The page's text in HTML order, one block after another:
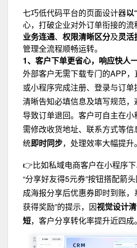
七巧低代码平台的页面设计器以
心，打破企业对外订单衔接的流
业务连通、 权限清晰区分及灵活
管理全流程顺畅运转。
1、客户下单更省心，响应快人
外部客户无需下载专门的APP
或小程序完成注册、登录与订
清晰告知必填信息及填写规范
导致订单退回。客户可自主在
需修改收货地址、联系方式等
统即时同步，处理效率大幅提升。
👉比如私域电商客户在小程序
“分享好友得5元券”按钮搭配箭
成海报分享后优惠券即时到账，
获得奖励”的提示，因视觉设计
短，客户分享转化率提升近四成。